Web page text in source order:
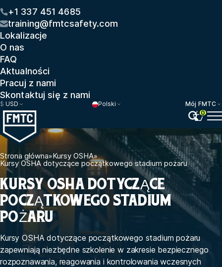
+1 337 451 4685
training@fmtcsafety.com
Lokalizacje
O nas
FAQ
Aktualności
Pracuj z nami
Skontaktuj się z nami
$ USD Polski
Mój FMTC
0
Strona główna»Kursy OSHA»
Kursy OSHA dotyczące początkowego stadium pożaru
KURSY OSHA DOTYCZĄCE
POCZĄTKOWEGO STADIUM
POŻARU
Kursy OSHA dotyczące początkowego stadium pożaru
zapewniają niezbędne szkolenie w zakresie bezpiecznego
rozpoznawania, reagowania i kontrolowania wczesnych